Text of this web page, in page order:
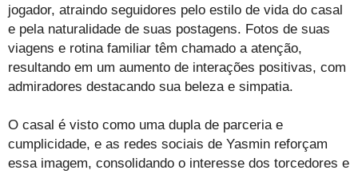
jogador, atraindo seguidores pelo estilo de vida do casal
e pela naturalidade de suas postagens. Fotos de suas
viagens e rotina familiar têm chamado a atenção,
resultando em um aumento de interações positivas, com
admiradores destacando sua beleza e simpatia.
O casal é visto como uma dupla de parceria e
cumplicidade, e as redes sociais de Yasmin reforçam
essa imagem, consolidando o interesse dos torcedores e